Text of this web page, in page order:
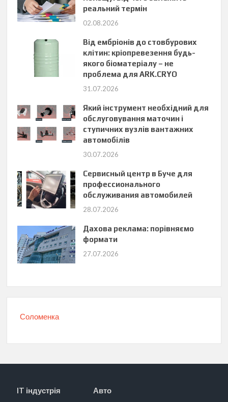
реальний термін
02.08.2026
Від ембріонів до стовбурових
клітин: кріопревезення будь-
якого біоматеріалу – не
проблема для ARK.CRYO
31.07.2026
Який інструмент необхідний для
обслуговування маточин і
ступичних вузлів вантажних
автомобілів
30.07.2026
Сервисный центр в Буче для
профессионального
обслуживания автомобилей
28.07.2026
Дахова реклама: порівняємо
формати
27.07.2026
Соломенка
IT індустрія
Авто